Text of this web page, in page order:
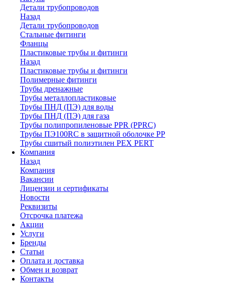
Детали трубопроводов
Назад
Детали трубопроводов
Стальные фитинги
Фланцы
Пластиковые трубы и фитинги
Назад
Пластиковые трубы и фитинги
Полимерные фитинги
Трубы дренажные
Трубы металлопластиковые
Трубы ПНД (ПЭ) для воды
Трубы ПНД (ПЭ) для газа
Трубы полипропиленовые PPR (PPRC)
Трубы ПЭ100RC в защитной оболочке PP
Трубы сшитый полиэтилен PEX PERT
Компания
Назад
Компания
Вакансии
Лицензии и сертификаты
Новости
Реквизиты
Отсрочка платежа
Акции
Услуги
Бренды
Статьи
Оплата и доставка
Обмен и возврат
Контакты